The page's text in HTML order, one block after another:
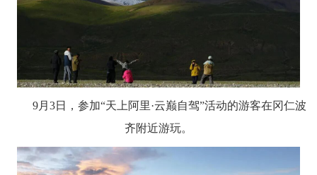
9月3日，参加“天上阿里·云巅自驾”活动的游客在冈仁波
齐附近游玩。